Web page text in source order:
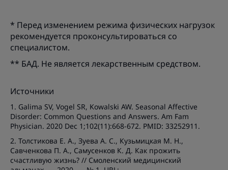
* Перед изменением режима физических нагрузок
рекомендуется проконсультироваться со
специалистом.
** БАД. Не является лекарственным средством.
Источники
1. Galima SV, Vogel SR, Kowalski AW. Seasonal Affective
Disorder: Common Questions and Answers. Am Fam
Physician. 2020 Dec 1;102(11):668-672. PMID: 33252911.
2. Толстикова Е. А., Зуева А. С., Кузьмицкая М. Н.,
Савченкова П. А., Самусенков К. Д. Как прожить
счастливую жизнь? // Смоленский медицинский